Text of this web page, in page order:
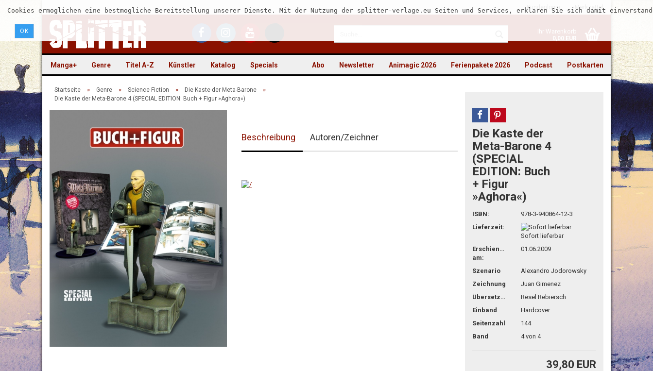
Kundenlogin
Passwort vergessen?
Merkzettel
Ihr Warenkorb
0,00 EUR
Cookies ermöglichen eine bestmögliche Bereitstellung unserer Dienste. Mit der Nutzung der splitter-verlage.eu Seiten und Services, erklären Sie sich damit
OK
Manga+ Genre Titel A-Z Künstler Katalog Specials Postkarten
Podcast
Ferienpakete 2026
Animagic 2026
Newsletter
Abo
Startseite » Genre » Science Fiction » Die Kaste der Meta-Barone »
Die Kaste der Meta-Barone 4 (SPECIAL EDITION: Buch + Figur »Aghora«)
Beschreibung Autoren/Zeichner
teilen pin it
Die Kaste der
Meta-Barone 4
(SPECIAL
EDITION: Buch
+ Figur
»Aghora«)
ISBN:
978-3-940864-12-3
Lieferzeit:
Sofort lieferbar
Erschienen
am:
01.06.2009
Szenario
Alexandro Jodorowsky
Zeichnung
Juan Gimenez
Übersetzg.
Resel Rebiersch
Einband
Hardcover
Seitenzahl
144
Band
4 von 4
39,80 EUR